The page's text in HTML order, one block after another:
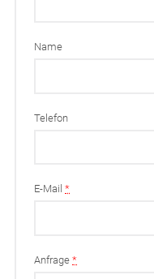
Name
Telefon
E-Mail*
Anfrage*